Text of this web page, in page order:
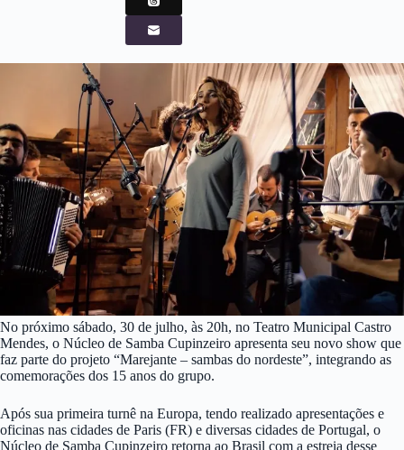
No próximo sábado, 30 de julho, às 20h, no Teatro Municipal Castro
Mendes, o Núcleo de Samba Cupinzeiro apresenta seu novo show que
faz parte do projeto “Marejante – sambas do nordeste”, integrando as
comemorações dos 15 anos do grupo.
Após sua primeira turnê na Europa, tendo realizado apresentações e
oficinas nas cidades de Paris (FR) e diversas cidades de Portugal, o
Núcleo de Samba Cupinzeiro retorna ao Brasil com a estreia desse